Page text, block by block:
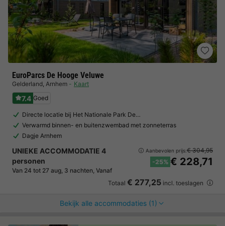
EuroParcs De Hooge Veluwe
Gelderland, Arnhem Kaart
7.4 Goed
Directe locatie bij Het Nationale Park De…
Verwarmd binnen- en buitenzwembad met zonneterras
Dagje Arnhem
UNIEKE ACCOMMODATIE 4
personen
Van 24 tot 27 aug, 3 nachten, Vanaf
Aanbevolen prijs:€ 304,95
-25% € 228,71
Totaal € 277,25 incl. toeslagen
Bekijk alle accommodaties (1)